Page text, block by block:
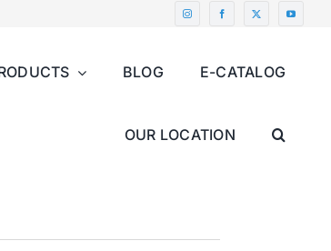
BLOG E-CATALOG
OUR LOCATION